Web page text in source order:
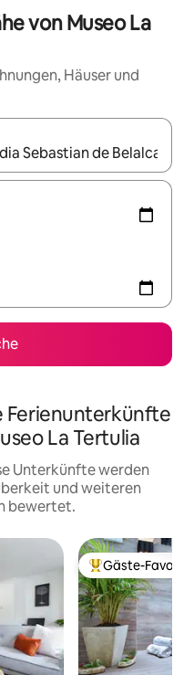
von Museo La
Häuser und
navigiere mit den
Ferienunterkünfte
La Tertulia
Unterkünfte werden
und weiteren
bewertet.
Beliebter Gäste-
Gäste-Favorit